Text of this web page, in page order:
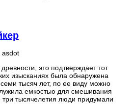
asdot
это подтверждает тот
изысканиях была обнаружена
тысяч лет, по ее виду можно
емкостью для смешивания
три тысячелетия люди придумали